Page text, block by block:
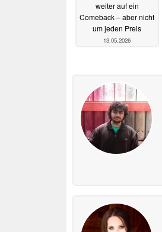
weiter auf ein
Comeback – aber nicht
um jeden Preis
13.05.2026